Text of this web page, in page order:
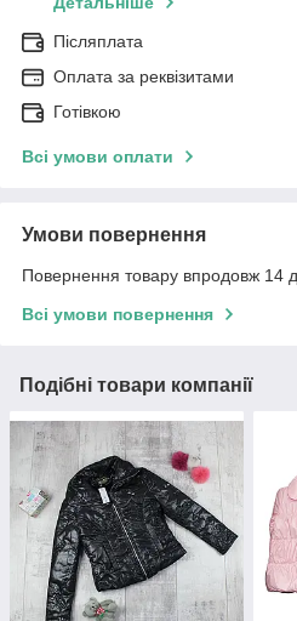
Післяплата
Оплата за реквізитами
Готівкою
Всі умови оплати
Умови повернення
Повернення товару впродовж 14
Всі умови повернення
Подібні товари компанії